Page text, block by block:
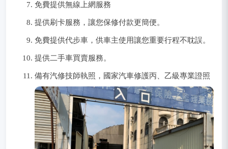
免費提供無線上網服務
提供刷卡服務，讓您保修付款更簡便。
免費提供代步車，供車主使用讓您重要行程不耽誤。
提供二手車買賣服務。
備有汽修技師執照，國家汽車修護丙、乙級專業證照